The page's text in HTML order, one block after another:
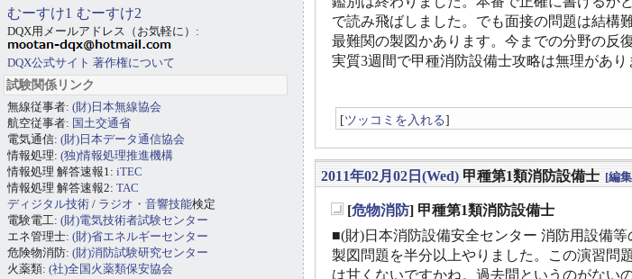
で読み飛ばしました。でも面接の問題は結構
最難関の製図かあります。今までの分野の反
実質3週間で甲種消防設備士攻略は無理があり
[ツッコミを入れる]
2011年02月02日(Wed) 甲種第1類消防設備士 [編
[危物消防] 甲種第1類消防設備士
■(財)日本消防設備安全センター 消防用設備等
製図問題を半分以上やりました。この演習問
は甘くないですかね。過去問というのがない
むーすけ1 むーすけ2
DQX用メールアドレス（お気軽に）:
DQX公式サイト 著作権について
試験関係リンク
無線従事者: (財)日本無線協会
航空従事者: 国土交通省
電気通信: (財)日本データ通信協会
情報処理: (独)情報処理推進機構
情報処理 解答速報1: iTEC
情報処理 解答速報2: TAC
ディジタル技術 / ラジオ・音響技能検定
電験電工: (財)電気技術者試験センター
エネ管理士: (財)省エネルギーセンター
危険物消防: (財)消防試験研究センター
火薬類: (社)全国火薬類保安協会